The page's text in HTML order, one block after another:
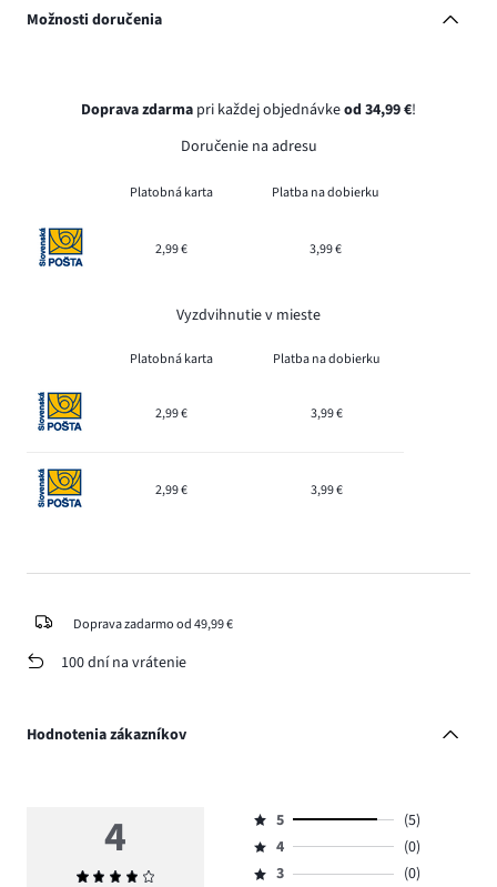
Možnosti doručenia
Doprava zdarma pri každej objednávkeod 34,99 €!
Doručenie na adresu
Platobná karta Platba na dobierku
2,99 € 3,99 €
Vyzdvihnutie v mieste
Platobná karta Platba na dobierku
2,99 € 3,99 €
2,99 € 3,99 €
Doprava zadarmo od 49,99 €
100 dní na vrátenie
Hodnotenia zákazníkov
4
Priemerné
Hodnotenie
5,
počet
5
(5)
Hodnotenie
4,
4
(0)
3 (0)